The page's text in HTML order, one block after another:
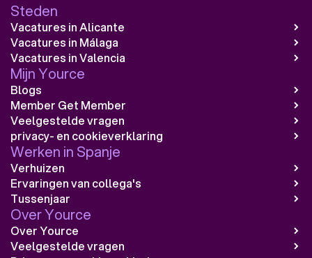
Steden
Vacatures in Alicante
Vacatures in Málaga
Vacatures in Valencia
Mijn Yource
Blogs
Member Get Member
Veelgestelde vragen
privacy- en cookieverklaring
Werken in Spanje
Verhuizen
Ervaringen van collega's
Tussenjaar
Over Yource
Over Yource
Veelgestelde vragen